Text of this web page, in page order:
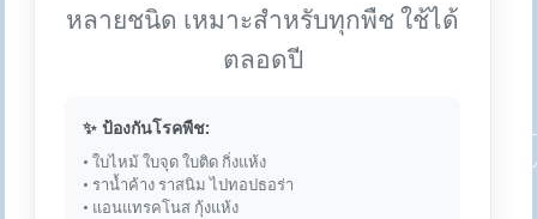
หลายชนิด เหมาะสำหรับทุกพืช ใช้ได้
ตลอดปี
✨ ป้องกันโรคพืช:
• ใบไหม้ ใบจุด ใบติด กิ่งแห้ง
• ราน้ำค้าง ราสนิม ไปทอปธอร่า
• แอนแทรคโนส กุ้งแห้ง